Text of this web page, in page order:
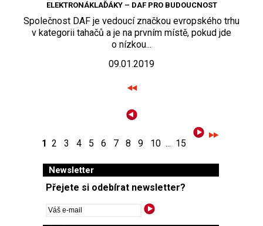
ELEKTRONÁKLAĎÁKY – DAF PRO BUDOUCNOST
Společnost DAF je vedoucí značkou evropského trhu
v kategorii tahačů a je na prvním místě, pokud jde
o nízkou...
09.01.2019
1 2 3 4 5 6 7 8 9 10 ... 15
Newsletter
Přejete si odebírat newsletter?